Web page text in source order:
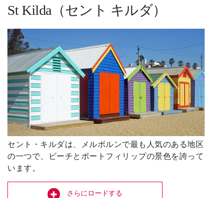
St Kilda（セント キルダ）
セント・キルダは、メルボルンで最も人気のある地区
の一つで、ビーチとポートフィリップの景色を誇って
います。
さらにロードする